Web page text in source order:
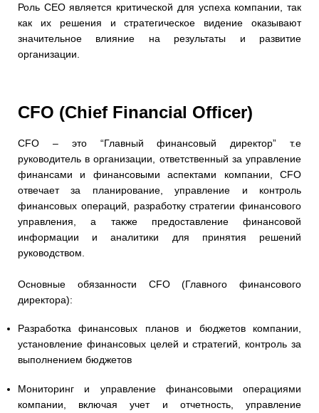
Роль CEO является критической для успеха компании, так
как их решения и стратегическое видение оказывают
значительное влияние на результаты и развитие
организации.
CFO (Chief Financial Officer)
CFO – это “Главный финансовый директор” т.е
руководитель в организации, ответственный за управление
финансами и финансовыми аспектами компании, CFO
отвечает за планирование, управление и контроль
финансовых операций, разработку стратегии финансового
управления, а также предоставление финансовой
информации и аналитики для принятия решений
руководством.
Основные обязанности CFO (Главного финансового
директора):
Разработка финансовых планов и бюджетов компании,
установление финансовых целей и стратегий, контроль за
выполнением бюджетов
Мониторинг и управление финансовыми операциями
компании, включая учет и отчетность, управление